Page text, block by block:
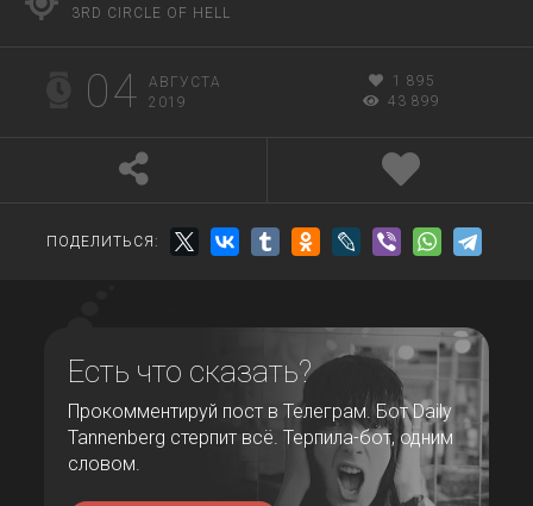
3RD CIRCLE OF HELL
04
АВГУСТА
2019
1 895
43 899
ПОДЕЛИТЬСЯ:
Есть что сказать?
Прокомментируй пост в Телеграм. Бот Daily
Tannenberg стерпит всё. Терпила-бот, одним
словом.